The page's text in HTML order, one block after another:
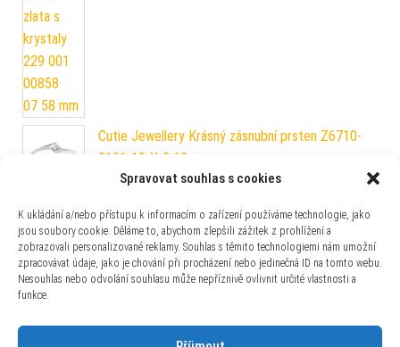
Spravovat souhlas s cookies
K ukládání a/nebo přístupu k informacím o zařízení používáme technologie, jako
jsou soubory cookie. Děláme to, abychom zlepšili zážitek z prohlížení a
zobrazovali personalizované reklamy. Souhlas s těmito technologiemi nám umožní
zpracovávat údaje, jako je chování při procházení nebo jedinečná ID na tomto webu.
Nesouhlas nebo odvolání souhlasu může nepříznivě ovlivnit určité vlastnosti a
funkce.
Cutie Jewellery Krásný zásnubní prsten Z6710-
2101-10-X-2 62 mm
4 760Kč
La Petite Story Ocelový náramek se srdíčkem
Love LPS05ASD38
750Kč
Silver Cat Elegantní náhrdelník se zirkony SC383